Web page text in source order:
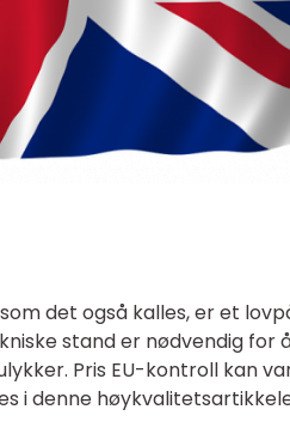
det også kalles, er et
stand er nødvendig for
Pris EU-kontroll kan
i denne